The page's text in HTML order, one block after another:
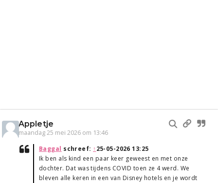
Appletje
maandag 25 mei 2026 om 13:46
Baggal schreef: ↑25-05-2026 13:25
Ik ben als kind een paar keer geweest en met onze
dochter. Dat was tijdens COVID toen ze 4 werd. We
bleven alle keren in een van Disney hotels en je wordt